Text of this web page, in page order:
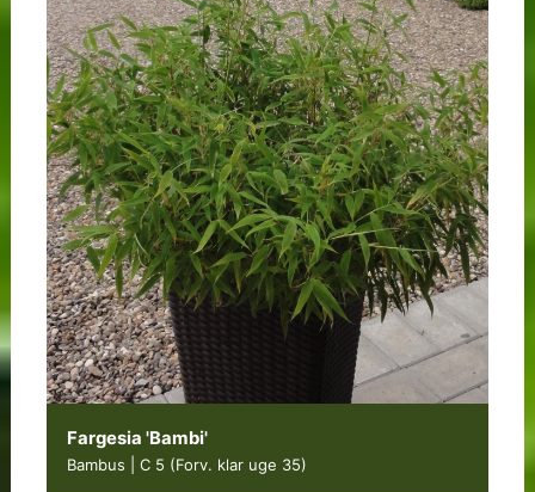
Fargesia 'Bambi'
Bambus | C 5 (Forv. klar uge 35)